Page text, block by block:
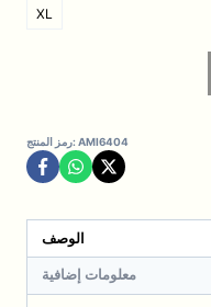
XL
رمز المنتج:AMI6404
الوصف
معلومات إضافية